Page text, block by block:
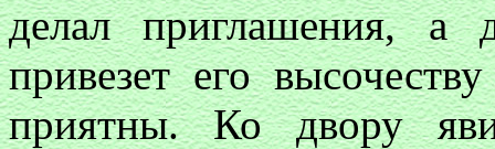
делал приглашения, а
привезет его
приятны. Ко двору